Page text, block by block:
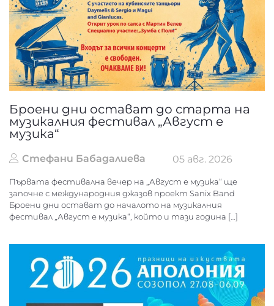
Броени дни остават до старта на
музикалния фестивал „Август е
музика“
Стефани Бабадалиева 05 авг. 2026
Първата фестивална вечер на „Август е музика“ ще
започне с международния джазов проект Sanix Band
Броени дни остават до началото на музикалния
фестивал „Август е музика“, който и тази година […]